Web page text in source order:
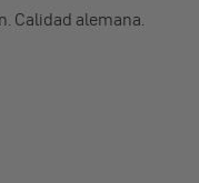
Calidad alemana.